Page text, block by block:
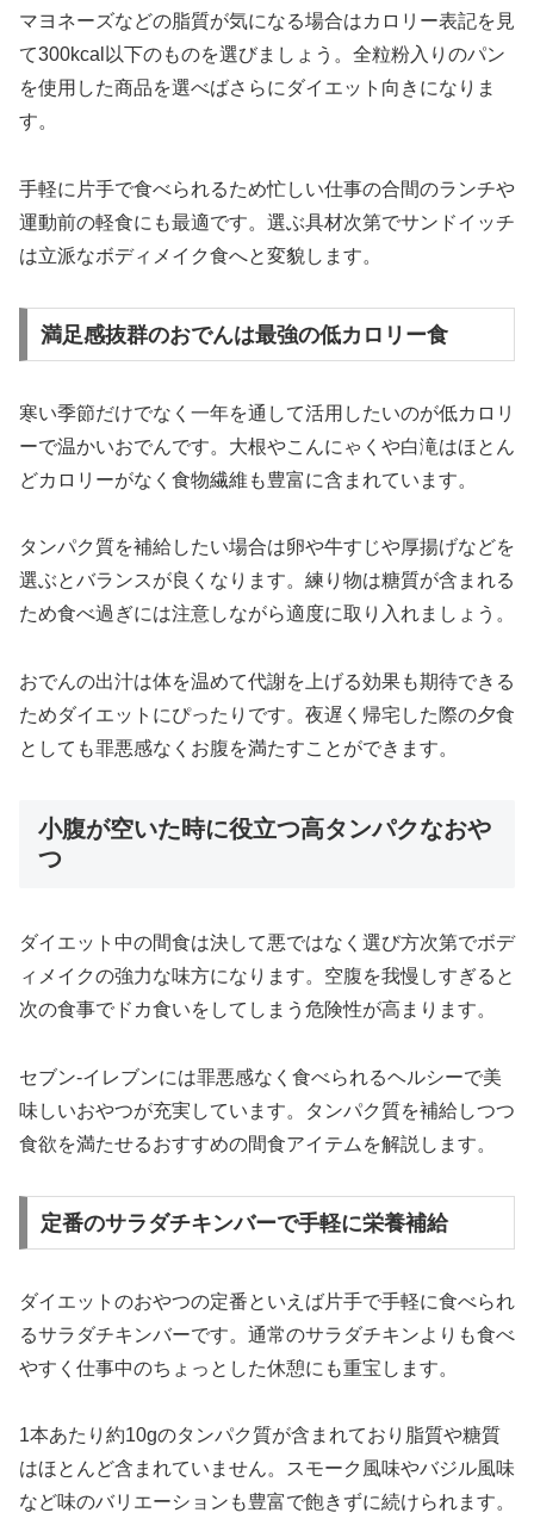
マヨネーズなどの脂質が気になる場合はカロリー表記を見
て300kcal以下のものを選びましょう。全粒粉入りのパン
を使用した商品を選べばさらにダイエット向きになりま
す。
手軽に片手で食べられるため忙しい仕事の合間のランチや
運動前の軽食にも最適です。選ぶ具材次第でサンドイッチ
は立派なボディメイク食へと変貌します。
満足感抜群のおでんは最強の低カロリー食
寒い季節だけでなく一年を通して活用したいのが低カロリ
ーで温かいおでんです。大根やこんにゃくや白滝はほとん
どカロリーがなく食物繊維も豊富に含まれています。
タンパク質を補給したい場合は卵や牛すじや厚揚げなどを
選ぶとバランスが良くなります。練り物は糖質が含まれる
ため食べ過ぎには注意しながら適度に取り入れましょう。
おでんの出汁は体を温めて代謝を上げる効果も期待できる
ためダイエットにぴったりです。夜遅く帰宅した際の夕食
としても罪悪感なくお腹を満たすことができます。
小腹が空いた時に役立つ高タンパクなおや
つ
ダイエット中の間食は決して悪ではなく選び方次第でボデ
ィメイクの強力な味方になります。空腹を我慢しすぎると
次の食事でドカ食いをしてしまう危険性が高まります。
セブン-イレブンには罪悪感なく食べられるヘルシーで美
味しいおやつが充実しています。タンパク質を補給しつつ
食欲を満たせるおすすめの間食アイテムを解説します。
定番のサラダチキンバーで手軽に栄養補給
ダイエットのおやつの定番といえば片手で手軽に食べられ
るサラダチキンバーです。通常のサラダチキンよりも食べ
やすく仕事中のちょっとした休憩にも重宝します。
1本あたり約10gのタンパク質が含まれており脂質や糖質
はほとんど含まれていません。スモーク風味やバジル風味
など味のバリエーションも豊富で飽きずに続けられます。